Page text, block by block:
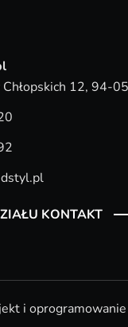
12, 94-
KONTAKT
i